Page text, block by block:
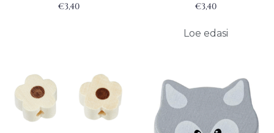
€3,40 €3,40
Loe edasi